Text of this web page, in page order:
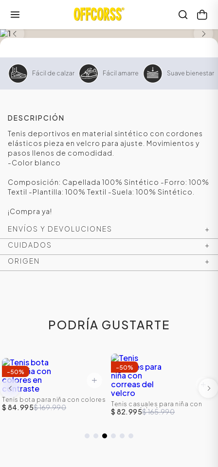
Fácil de calzar Fácil amarre Suave bienestar
DESCRIPCIÓN
Tenis deportivos en material sintético con cordones
elásticos pieza en velcro para ajuste. Movimientos y
pasos llenos de comodidad.
-Color blanco
Composición: Capellada 100% Sintético -Forro: 100%
Textil -Plantilla: 100% Textil -Suela: 100% Sintético.
¡Compra ya!
ENVÍOS Y DEVOLUCIONES
+
CUIDADOS
+
ORIGEN
+
PODRÍA GUSTARTE
-50%
Tenis bota para niña con colores
en contraste
$ 84.995$ 169.990
-50%
Tenis casuales para niña con
correas del velcro
$ 82.995$ 165.990